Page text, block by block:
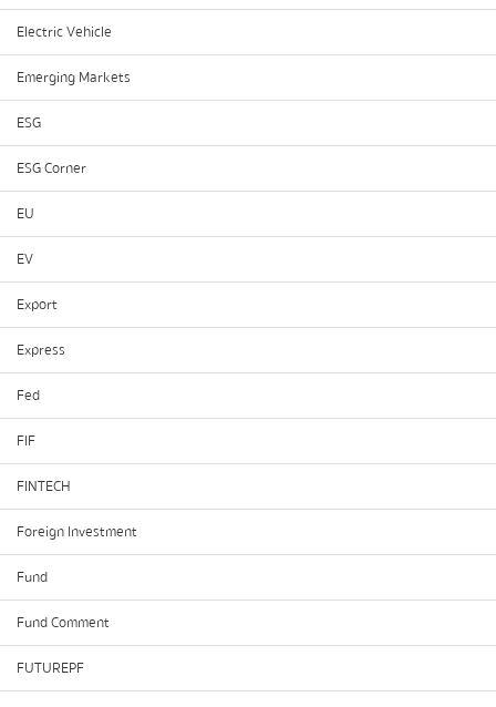
Electric Vehicle
Emerging Markets
ESG
ESG Corner
EU
EV
Export
Express
Fed
FIF
FINTECH
Foreign Investment
Fund
Fund Comment
FUTUREPF